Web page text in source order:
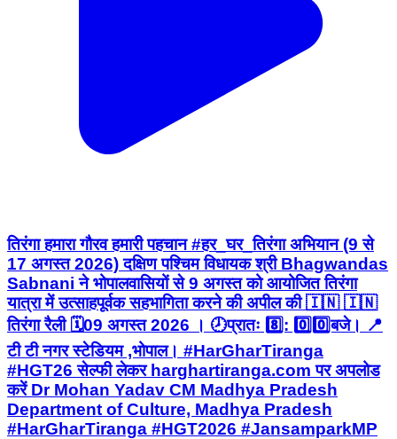
तिरंगा हमारा गौरव हमारी पहचान #हर_घर_तिरंगा अभियान (9 से
17 अगस्त 2026) दक्षिण पश्चिम विधायक श्री Bhagwandas
Sabnani ने भोपालवासियों से 9 अगस्त को आयोजित तिरंगा
यात्रा में उत्साहपूर्वक सहभागिता करने की अपील की 🇮🇳 🇮🇳
तिरंगा रैली 🗓️09 अगस्त 2026 । 🕗प्रातः 8️⃣: 0️⃣0️⃣बजे। 📍
टी टी नगर स्टेडियम ,भोपाल। #HarGharTiranga
#HGT26 सेल्फी लेकर harghartiranga.com पर अपलोड
करें Dr Mohan Yadav CM Madhya Pradesh
Department of Culture, Madhya Pradesh
#HarGharTiranga #HGT2026 #JansamparkMP